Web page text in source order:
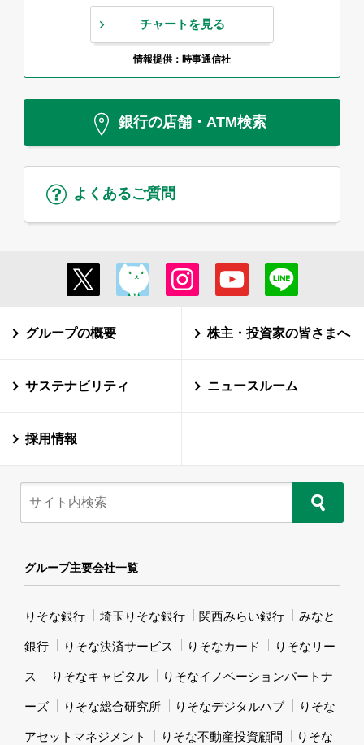
チャートを見る
情報提供：時事通信社
銀行の店舗・ATM検索
よくあるご質問
グループの概要 株主・投資家の皆さまへ
サステナビリティ ニュースルーム
採用情報
グループ主要会社一覧
りそな銀行 埼玉りそな銀行 関西みらい銀行 みなと
銀行 りそな決済サービス りそなカード りそなリー
ス りそなキャピタル りそなイノベーションパートナ
ーズ りそな総合研究所 りそなデジタルハブ りそな
アセットマネジメント りそな不動産投資顧問 りそな